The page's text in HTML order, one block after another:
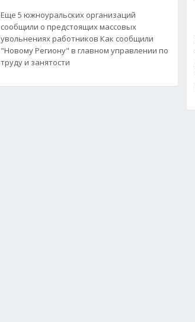
Еще 5 южноуральских организаций
сообщили о предстоящих массовых
увольнениях работников Как сообщили
"Новому Региону" в главном управлении по
труду и занятости